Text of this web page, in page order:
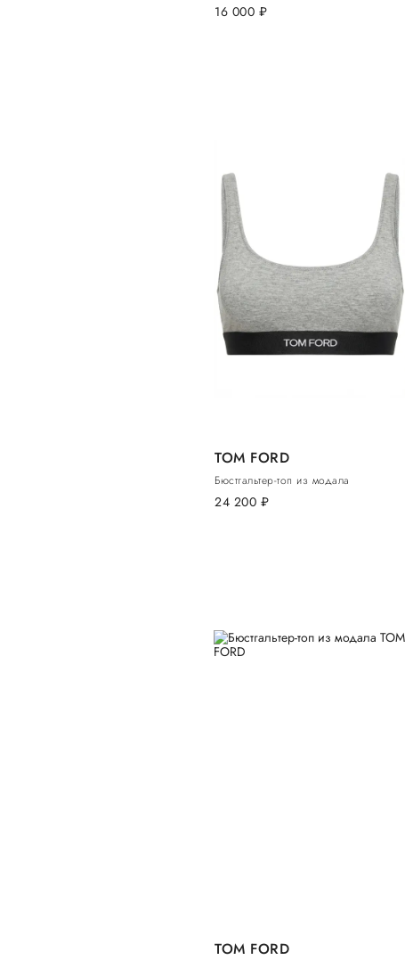
16 000 руб.
TOM FORD
Бюстгальтер-топ из модала
24 200 руб.
TOM FORD